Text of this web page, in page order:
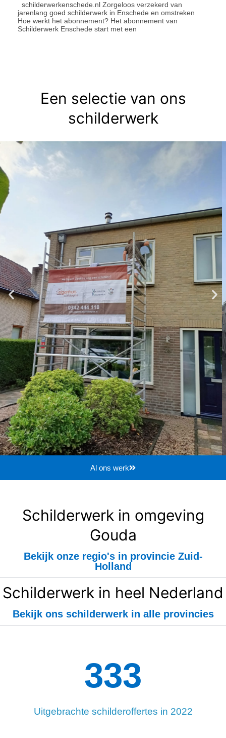
schilderwerkenschede.nl Zorgeloos verzekerd van
jarenlang goed schilderwerk in Enschede en omstreken
Hoe werkt het abonnement?​ Het abonnement van
Schilderwerk Enschede start met een
Een selectie van ons
schilderwerk
Al ons werk
Schilderwerk in omgeving
Gouda
Bekijk onze regio's in provincie Zuid-
Holland
Schilderwerk in heel Nederland
Bekijk ons schilderwerk in alle provincies
Uitgebrachte schilderoffertes in 2022
334